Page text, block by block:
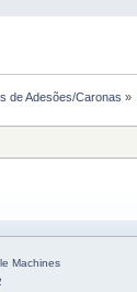
de Adesões/Caronas »
Machines